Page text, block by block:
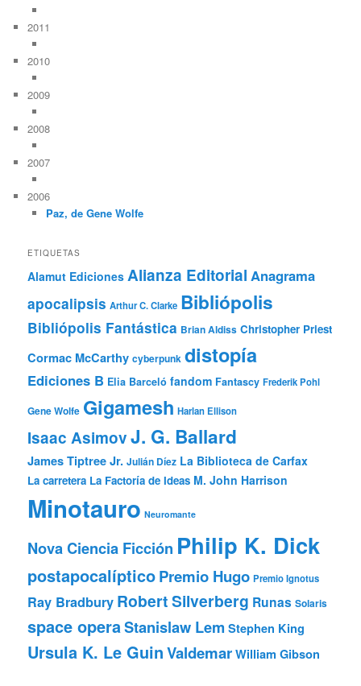
2011
2010
2009
2008
2007
2006
Paz, de Gene Wolfe
ETIQUETAS
Alamut Ediciones Alianza Editorial Anagrama
apocalipsis Arthur C. Clarke Bibliópolis
Bibliópolis Fantástica Brian Aldiss Christopher Priest
Cormac McCarthy cyberpunk distopía
Ediciones B Elia Barceló fandom Fantascy Frederik Pohl
Gene Wolfe Gigamesh Harlan Ellison
Isaac AsimovJ. G. Ballard
James Tiptree Jr. Julián Díez La Biblioteca de Carfax
La carretera La Factoría de Ideas M. John Harrison
Minotauro Neuromante
Nova Ciencia Ficción Philip K. Dick
postapocalípticoPremio Hugo Premio Ignotus
Ray Bradbury Robert Silverberg Runas Solaris
space operaStanislaw Lem Stephen King
Ursula K. Le GuinValdemarWilliam Gibson